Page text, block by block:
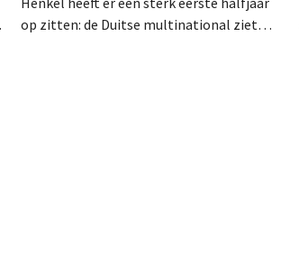
op zitten: de Duitse multinational ziet